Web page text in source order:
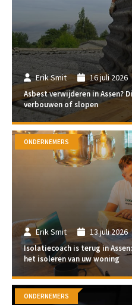
Erik Smit 16 juli 2026
Asbest verwijderen in Assen?
verbouwen of slopen
Erik Smit 13 juli 2026
Isolatiecoach is terug in
het isoleren van uw woning
ONDERNEMERS
ONDERNEMERS